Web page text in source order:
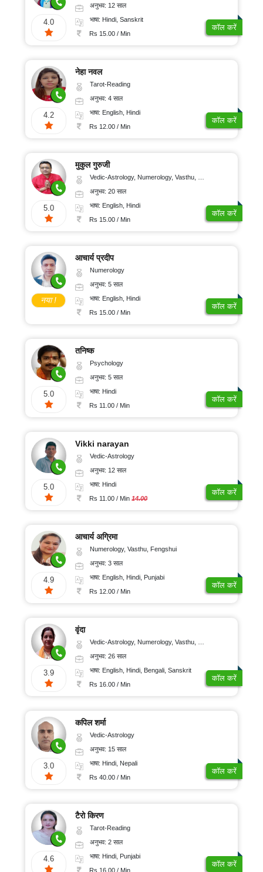
4.0
अनुभव: 12 साल
भाषा: Hindi, Sanskrit
Rs 15.00 / Min
कॉल करें
4.2
नेहा नवल
Tarot-Reading
अनुभव: 4 साल
भाषा: English, Hindi
Rs 12.00 / Min
कॉल करें
5.0
मुकुल गुरुजी
Vedic-Astrology, Numerology, Vasthu, Nadi-Astrology, Psychology, Medical-Astrology, Tree-Astrology, Prashna-Kundali
अनुभव: 20 साल
भाषा: English, Hindi
Rs 15.00 / Min
कॉल करें
नया !
आचार्य प्रदीप
Numerology
अनुभव: 5 साल
भाषा: English, Hindi
Rs 15.00 / Min
कॉल करें
5.0
तनिष्क
Psychology
अनुभव: 5 साल
भाषा: Hindi
Rs 11.00 / Min
कॉल करें
5.0
Vikki narayan
Vedic-Astrology
अनुभव: 12 साल
भाषा: Hindi
Rs 11.00 / Min14.00
कॉल करें
4.9
आचार्य अग्रिमा
Numerology, Vasthu, Fengshui
अनुभव: 3 साल
भाषा: English, Hindi, Punjabi
Rs 12.00 / Min
कॉल करें
3.9
वृंदा
Vedic-Astrology, Numerology, Vasthu, Nadi-Astrology, Psychology, Prashna-Kundali
अनुभव: 26 साल
भाषा: English, Hindi, Bengali, Sanskrit
Rs 16.00 / Min
कॉल करें
3.0
कपिल शर्मा
Vedic-Astrology
अनुभव: 15 साल
भाषा: Hindi, Nepali
Rs 40.00 / Min
कॉल करें
4.6
टैरो किरण
Tarot-Reading
अनुभव: 2 साल
भाषा: Hindi, Punjabi
Rs 16.00 / Min
कॉल करें